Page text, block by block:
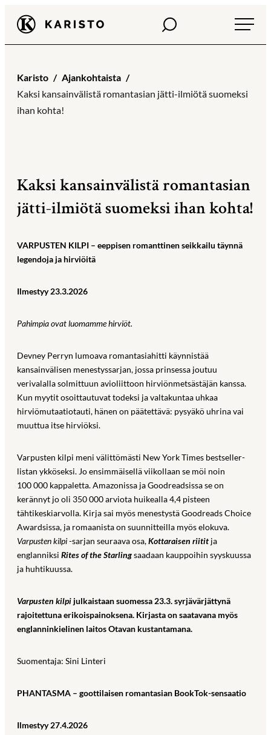
Siirry
suoraan
sisältöön
Karisto Haku
Karisto
Ajankohtaista
Kaksi kansainvälistä romantasian jätti-ilmiötä suomeksi
ihan kohta!
Kaksi kansainvälistä romantasian
jätti-ilmiötä suomeksi ihan kohta!
VARPUSTEN KILPI – eeppisen romanttinen seikkailu täynnä
legendoja ja hirviöitä
Ilmestyy 23.3.2026
Pahimpia ovat luomamme hirviöt.
Devney Perryn lumoava romantasiahitti käynnistää
kansainvälisen menestyssarjan, jossa prinsessa joutuu
verivalalla solmittuun avioliittoon hirviönmetsästäjän kanssa.
Kun myytit osoittautuvat todeksi ja valtakuntaa uhkaa
hirviömutaatiotauti, hänen on päätettävä: pysyäkö uhrina vai
muuttua itse hirviöksi.
Varpusten kilpi meni välittömästi New York Times bestseller-
listan ykköseksi. Jo ensimmäisellä viikollaan se möi noin
100 000 kappaletta. Amazonissa ja Goodreadsissa se on
kerännyt jo oli 350 000 arviota huikealla 4,4 pisteen
tähtikeskiarvolla. Kirja sai myös menestystä Goodreads Choice
Awardsissa, ja romaanista on suunnitteilla myös elokuva.
Varpusten kilpi-sarjan seuraava osa,Kottaraisen riitit ja
englanniksi Rites of the Starlingsaadaan kauppoihin syyskuussa
ja huhtikuussa.
Varpusten kilpi julkaistaan suomessa 23.3. syrjävärjättynä
rajoitettuna erikoispainoksena. Kirjasta on saatavana myös
englanninkielinen laitos Otavan kustantamana.
Suomentaja: Sini Linteri
PHANTASMA – goottilaisen romantasian BookTok-sensaatio
Ilmestyy 27.4.2026